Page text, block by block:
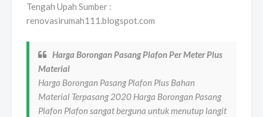
Tengah Upah Sumber :
renovasirumah111.blogspot.com
Harga Borongan Pasang Plafon Per Meter Plus
Material
Harga Borongan Pasang Plafon Plus Bahan
Material Terpasang 2020 Harga Borongan Pasang
Plafon Plafon sangat berguna untuk menutup langit